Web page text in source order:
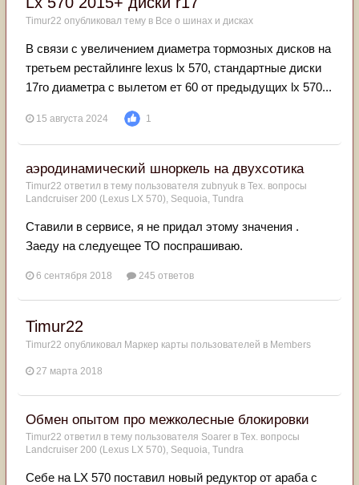
Timur22 опубликовал тему в Все о шинах и дисках
В связи с увеличением диаметра тормозных дисков на
третьем рестайлинге lexus lx 570, стандартные диски
17го диаметра с вылетом ет 60 от предыдущих lx 570...
15 августа 2024 1
аэродинамический шноркель на двухсотика
Timur22 ответил в тему пользователя zubnyuk в Тех. вопросы
Landcruiser 200 (Lexus LX 570), Sequoia, Tundra
Ставили в сервисе, я не придал этому значения .
Заеду на следуещее ТО поспрашиваю.
6 сентября 2018 245 ответов
Timur22
Timur22 опубликовал Маркер карты пользователей в Members
27 марта 2018
Обмен опытом про межколесные блокировки
Timur22 ответил в тему пользователя Soarer в Тех. вопросы
Landcruiser 200 (Lexus LX 570), Sequoia, Tundra
Себе на LX 570 поставил новый редуктор от араба с